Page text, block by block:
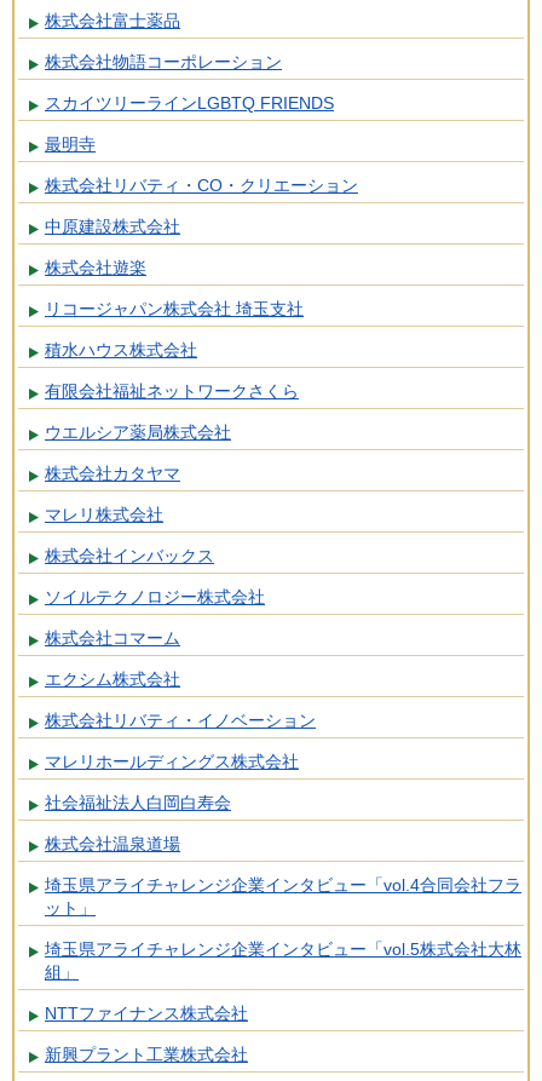
株式会社富士薬品
株式会社物語コーポレーション
スカイツリーラインLGBTQ FRIENDS
最明寺
株式会社リバティ・CO・クリエーション
中原建設株式会社
株式会社遊楽
リコージャパン株式会社 埼玉支社
積水ハウス株式会社
有限会社福祉ネットワークさくら
ウエルシア薬局株式会社
株式会社カタヤマ
マレリ株式会社
株式会社インバックス
ソイルテクノロジー株式会社
株式会社コマーム
エクシム株式会社
株式会社リバティ・イノベーション
マレリホールディングス株式会社
社会福祉法人白岡白寿会
株式会社温泉道場
埼玉県アライチャレンジ企業インタビュー「vol.4合同会社フラ
ット」
埼玉県アライチャレンジ企業インタビュー「vol.5株式会社大林
組」
NTTファイナンス株式会社
新興プラント工業株式会社